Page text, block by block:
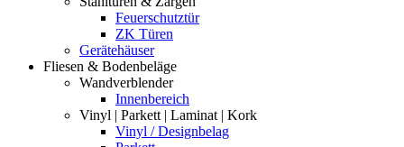
Feuerschutztür
ZK Türen
Gerätehäuser
Fliesen & Bodenbeläge
Wandverblender
Innenbereich
Vinyl | Parkett | Laminat | Kork
Vinyl / Designbelag